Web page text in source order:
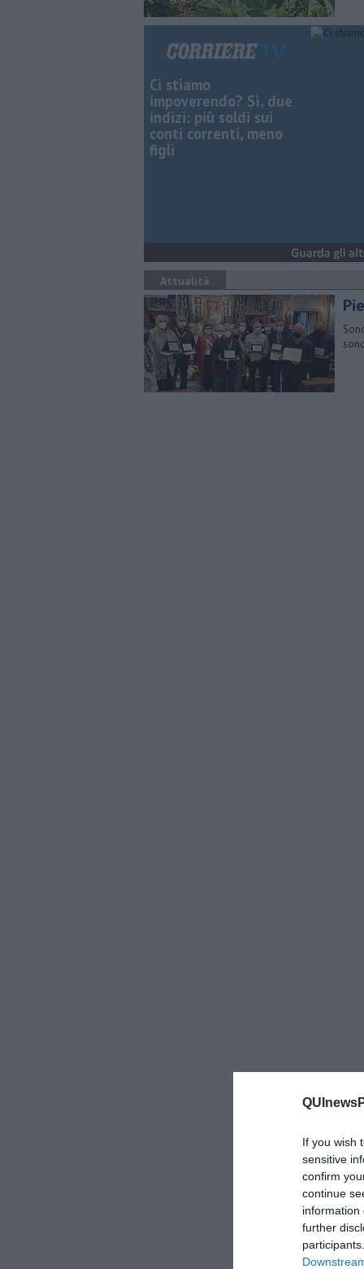
If you wish
sensitive
confirm
continue
information
further
Ci stiamo
impoverendo? Sì, due
indizi: più soldi sui
conti correnti, meno
figli
Attualità